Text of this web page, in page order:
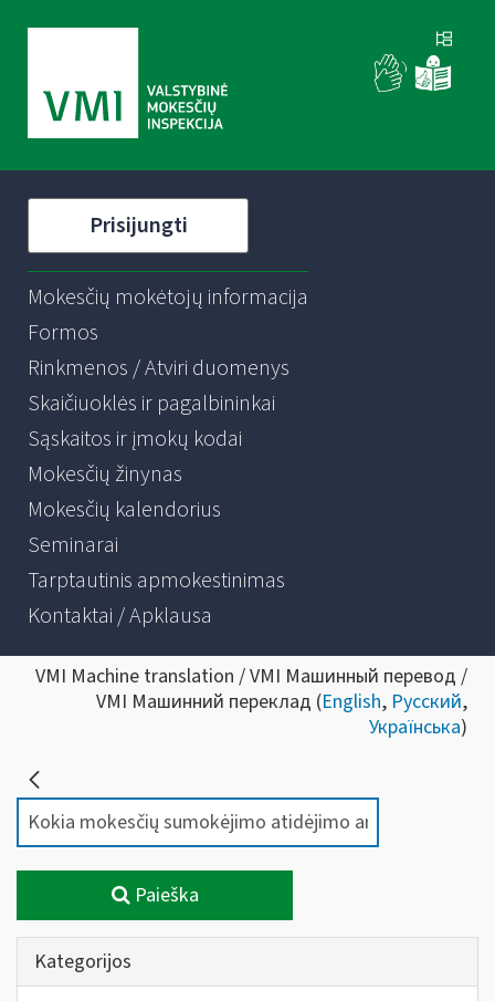
Prisijungti
Mokesčių mokėtojų informacija
Formos
Rinkmenos / Atviri duomenys
Skaičiuoklės ir pagalbininkai
Sąskaitos ir įmokų kodai
Mokesčių žinynas
Mokesčių kalendorius
Seminarai
Tarptautinis apmokestinimas
Kontaktai / Apklausa
VMI Machine translation / VMI Машинный перевод /
VMI Машинний переклад (English, Русский,
Українська)
Paieška
Kategorijos